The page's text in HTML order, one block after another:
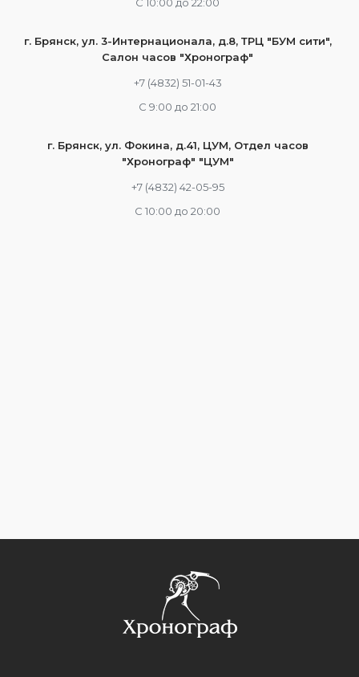
г. Брянск, ул. 3-Интернационала, д.8, ТРЦ "БУМ сити",
Салон часов "Хронограф"
+7 (4832) 51-01-43
С 9:00 до 21:00
г. Брянск, ул. Фокина, д.41, ЦУМ, Отдел часов
"Хронограф" "ЦУМ"
+7 (4832) 42-05-95
С 10:00 до 20:00